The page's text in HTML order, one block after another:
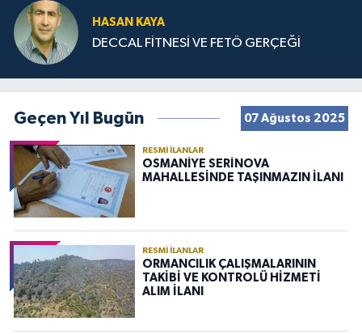
HASAN KAYA
DECCAL FİTNESİ VE FETÖ GERÇEĞİ
Geçen Yıl Bugün 07 Ağustos 2025
RESMI İLANLAR
OSMANİYE SERİNOVA
MAHALLESİNDE TAŞINMAZIN İLANI
RESMI İLANLAR
ORMANCILIK ÇALIŞMALARININ
TAKİBİ VE KONTROLÜ HİZMETİ
ALIM İLANI